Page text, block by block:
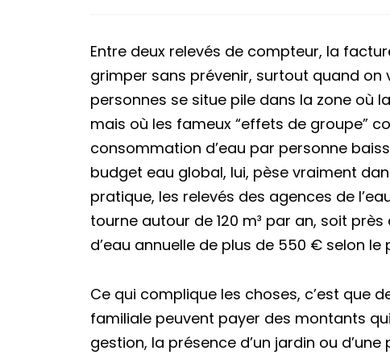
Entre deux relevés de compteur, la
grimper sans prévenir, surtout quand
personnes se situe pile dans la zone où
mais où les fameux “effets de groupe”
consommation d’eau par personne
budget eau global, lui, pèse vraiment
pratique, les relevés des agences de
tourne autour de 120 m³ par an, soit
d’eau annuelle de plus de 550 € selon
Ce qui complique les choses, c’est que
familiale peuvent payer des montants
gestion, la présence d’un jardin ou